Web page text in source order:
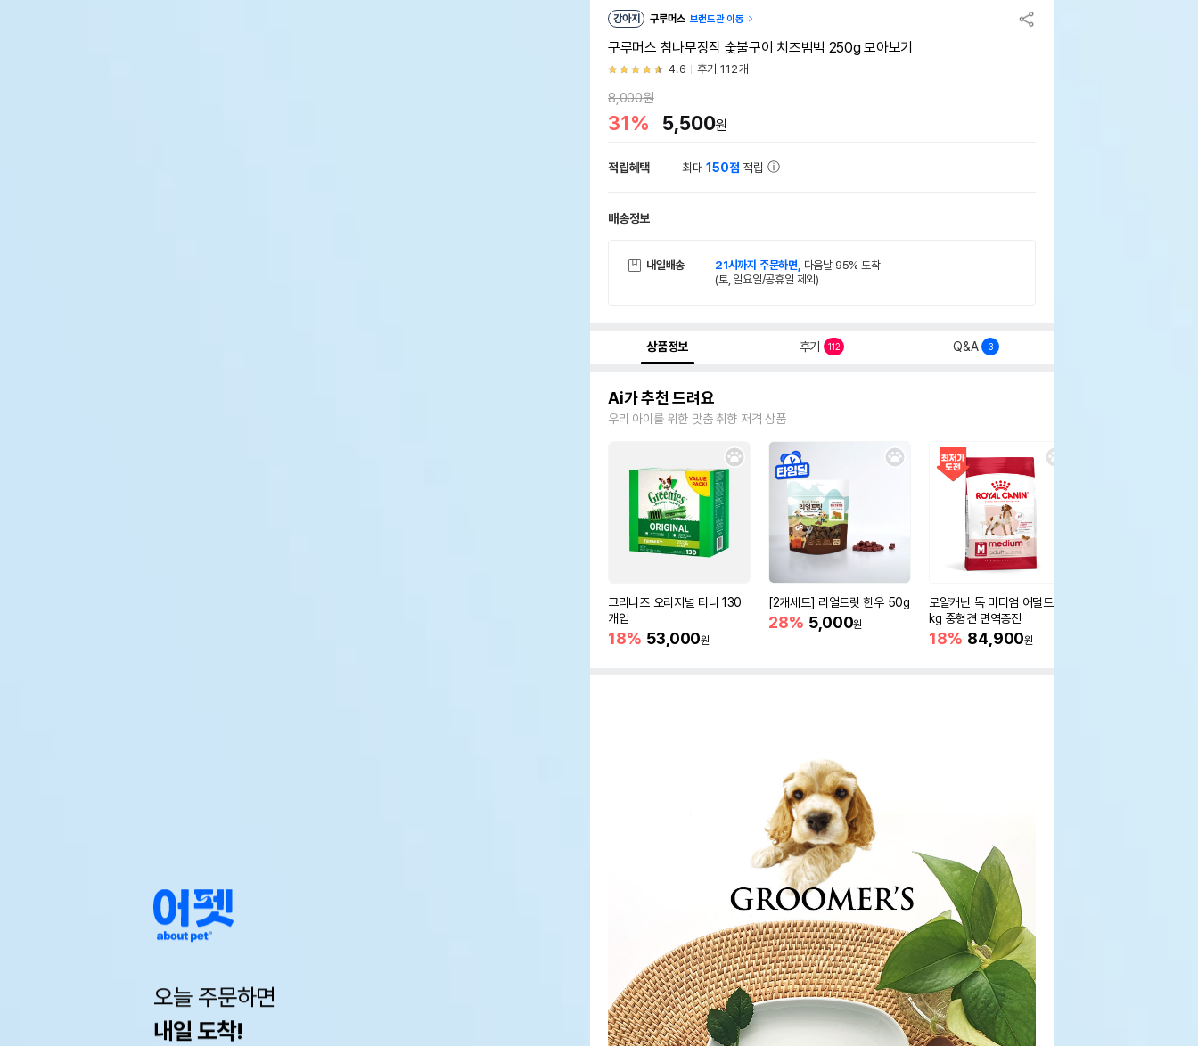
오늘 주문하면
내일 도착!
강아지 구루머스 브랜드관 이동
구루머스 참나무장작 숯불구이 치즈범벅 250g 모아보기
4.6 후기 112개
8,000원
31% 5,500원
적립혜택 최대150점 적립
배송정보
내일배송 21시까지 주문하면, 다음날 95% 도착
(토, 일요일/공휴일 제외)
상품정보 후기 112 Q&A 3
Ai가 추천 드려요
우리 아이를 위한 맞춤 취향 저격 상품
그리니즈 오리지널 티니 130
개입
18% 53,000원
[2개세트] 리얼트릿 한우 50g
28% 5,000원
로얄캐닌 독 미디엄 어덜트 10
kg 중형견 면역증진
18% 84,900원